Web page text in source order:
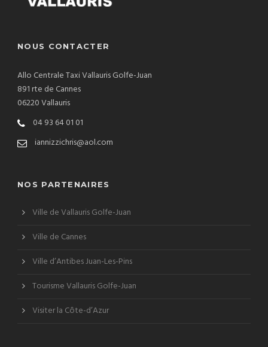
NOUS CONTACTER
Allo Centrale Taxi Vallauris Golfe-Juan
891 rte de Cannes
06220 Vallauris
04 93 64 01 01
iannizzichris@aol.com
NOS PARTENAIRES
Ville de Vallauris Golfe-Juan
Ville de Cannes
Ville d’Antibes Juan-Les-Pins
Tourisme Vallauris Golfe-Juan
Visiter la Côte-d’Azur